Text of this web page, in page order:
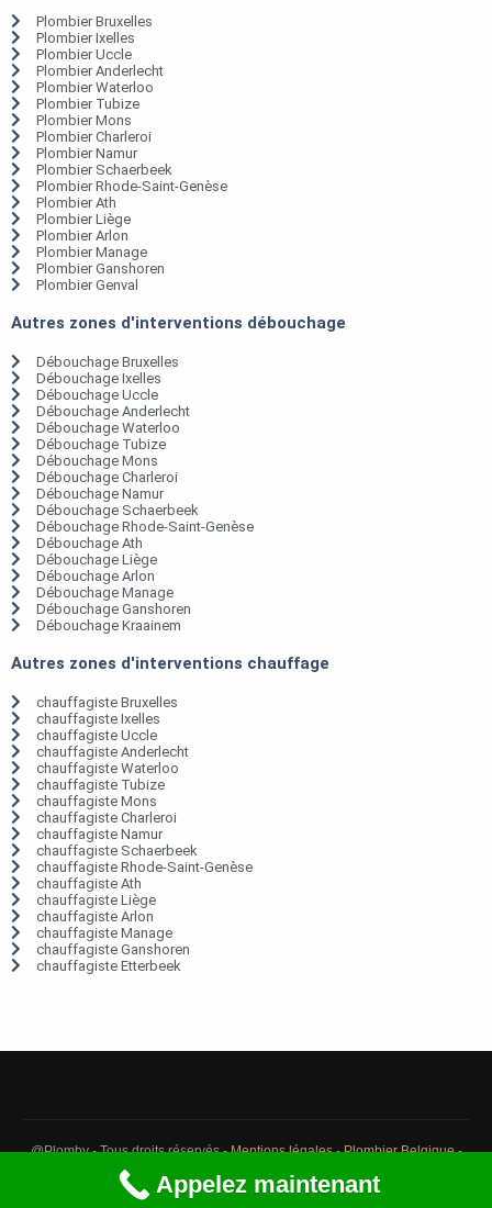
Plombier Bruxelles
Plombier Ixelles
Plombier Uccle
Plombier Anderlecht
Plombier Waterloo
Plombier Tubize
Plombier Mons
Plombier Charleroi
Plombier Namur
Plombier Schaerbeek
Plombier Rhode-Saint-Genèse
Plombier Ath
Plombier Liège
Plombier Arlon
Plombier Manage
Plombier Ganshoren
Plombier Genval
Autres zones d'interventions débouchage
Débouchage Bruxelles
Débouchage Ixelles
Débouchage Uccle
Débouchage Anderlecht
Débouchage Waterloo
Débouchage Tubize
Débouchage Mons
Débouchage Charleroi
Débouchage Namur
Débouchage Schaerbeek
Débouchage Rhode-Saint-Genèse
Débouchage Ath
Débouchage Liège
Débouchage Arlon
Débouchage Manage
Débouchage Ganshoren
Débouchage Kraainem
Autres zones d'interventions chauffage
chauffagiste Bruxelles
chauffagiste Ixelles
chauffagiste Uccle
chauffagiste Anderlecht
chauffagiste Waterloo
chauffagiste Tubize
chauffagiste Mons
chauffagiste Charleroi
chauffagiste Namur
chauffagiste Schaerbeek
chauffagiste Rhode-Saint-Genèse
chauffagiste Ath
chauffagiste Liège
chauffagiste Arlon
chauffagiste Manage
chauffagiste Ganshoren
chauffagiste Etterbeek
@Plomby - Tous droits réservés -Mentions légales-Plombier Belgique-
Débouchage Belgique
Appelez maintenant